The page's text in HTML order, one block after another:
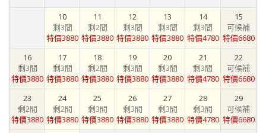
10
剩3間
特價3880
11
剩2間
特價3880
12
剩3間
特價3880
13
剩3間
特價3880
14
剩3間
特價4780
15
可候補
特價6680
16
剩3間
特價3880
17
剩3間
特價3880
18
剩2間
特價3880
19
剩3間
特價3880
20
剩3間
特價3880
21
剩3間
特價4780
22
可候補
特價6680
23
剩2間
特價3880
24
剩2間
特價3880
25
剩3間
特價3880
26
剩3間
特價3880
27
剩3間
特價3880
28
剩3間
特價4780
29
可候補
特價6680